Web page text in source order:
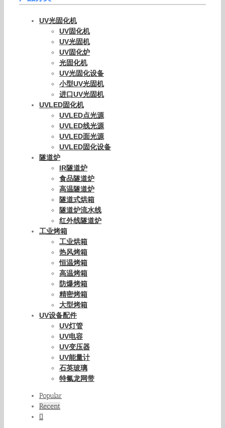
UV光固化机
UV固化机
UV光固机
UV固化炉
光固化机
UV光固化设备
小型UV光固机
进口UV光固机
UVLED固化机
UVLED点光源
UVLED线光源
UVLED面光源
UVLED固化设备
隧道炉
IR隧道炉
食品隧道炉
高温隧道炉
隧道式烘箱
隧道炉流水线
红外线隧道炉
工业烤箱
工业烘箱
热风烤箱
恒温烤箱
高温烤箱
防爆烤箱
精密烤箱
大型烤箱
UV设备配件
UV灯管
UV电容
UV变压器
UV能量计
石英玻璃
特氟龙网带
Popular
Recent